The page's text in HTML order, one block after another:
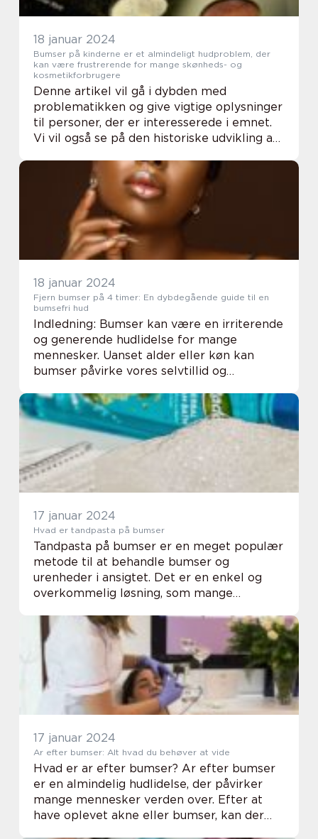
18 januar 2024
Bumser på kinderne er et almindeligt hudproblem, der
kan være frustrerende for mange skønheds- og
kosmetikforbrugere
Denne artikel vil gå i dybden med
problematikken og give vigtige oplysninger
til personer, der er interesserede i emnet.
Vi vil også se på den historiske udvikling af
de har påvirket mennesker gennem tiden.
18 januar 2024
Fjern bumser på 4 timer: En dybdegående guide til en
bumsefri hud
Indledning: Bumser kan være en irriterende
og generende hudlidelse for mange
mennesker. Uanset alder eller køn kan
bumser påvirke vores selvtillid og
metoder og produkter til rådighed, der kan
hjælpe med at fjerne ...
17 januar 2024
Hvad er tandpasta på bumser
Tandpasta på bumser er en meget populær
metode til at behandle bumser og
urenheder i ansigtet. Det er en enkel og
overkommelig løsning, som mange
mindske rødme og reducere bumsernes
størrelse. Selvom der ik...
17 januar 2024
Ar efter bumser: Alt hvad du behøver at vide
Hvad er ar efter bumser? Ar efter bumser
er en almindelig hudlidelse, der påvirker
mange mennesker verden over. Efter at
have oplevet akne eller bumser, kan der